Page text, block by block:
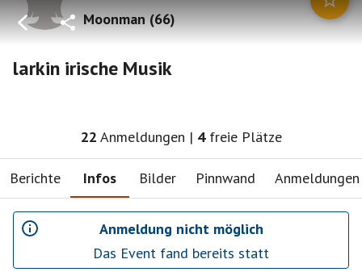
Moonman(66)
larkin irische Musik
22 Anmeldungen | 4 freie Plätze
Berichte Infos Bilder Pinnwand Anmeldungen
Anmeldung nicht möglich
Das Event fand bereits statt